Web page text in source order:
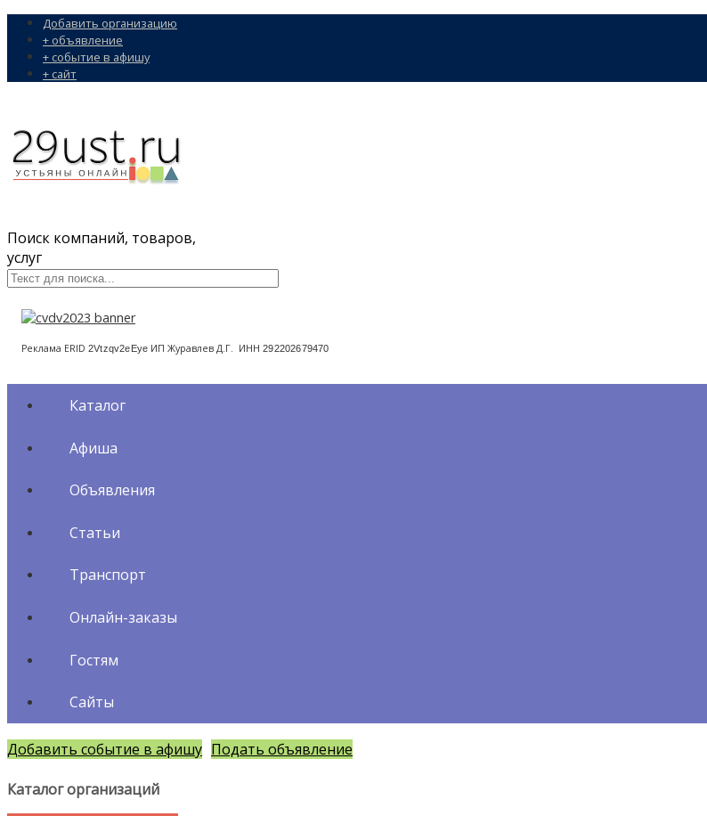
Добавить организацию
+ объявление
+ событие в афишу
+ сайт
Поиск компаний, товаров,
услуг
Реклама ERID 2Vtzqv2eEye ИП Журавлев Д.Г. ИНН292202679470
Каталог
Афиша
Объявления
Статьи
Транспорт
Онлайн-заказы
Гостям
Сайты
Добавить событие в афишу Подать объявление
Каталог организаций